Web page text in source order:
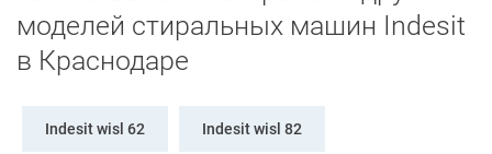
моделей стиральных машин Indesit
в Краснодаре
Indesit wisl 62 Indesit wisl 82